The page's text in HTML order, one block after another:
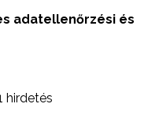
adatellenőrzési és
hirdetés